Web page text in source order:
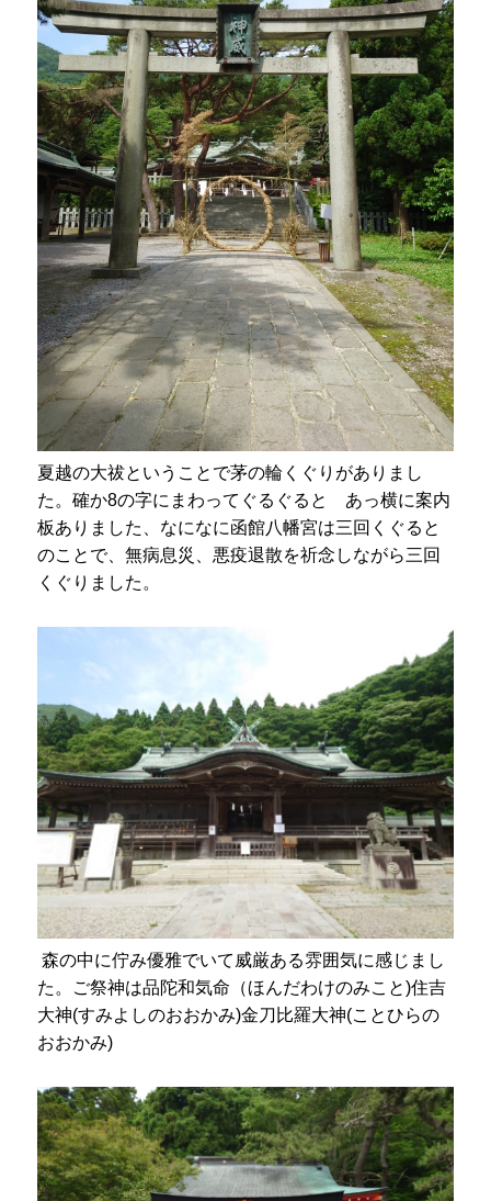
夏越の大祓ということで茅の輪くぐりがありまし
た。確か8の字にまわってぐるぐると あっ横に案内
板ありました、なになに函館八幡宮は三回くぐると
のことで、無病息災、悪疫退散を祈念しながら三回
くぐりました。
森の中に佇み優雅でいて威厳ある雰囲気に感じまし
た。ご祭神は品陀和気命（ほんだわけのみこと)住吉
大神(すみよしのおおかみ)金刀比羅大神(ことひらの
おおかみ)